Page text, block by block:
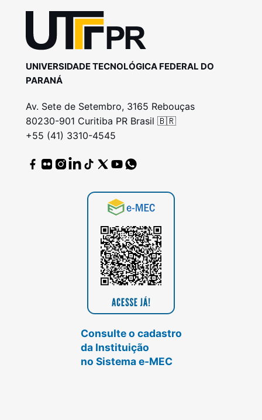
UNIVERSIDADE TECNOLÓGICA FEDERAL DO
PARANÁ
Av. Sete de Setembro, 3165 Rebouças
80230-901 Curitiba PR Brasil 🇧🇷
+55 (41) 3310-4545
Consulte o cadastro
da Instituição
no Sistema e-MEC